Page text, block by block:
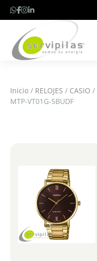
Inicio / RELOJES / CASIO /
MTP-VT01G-5BUDF